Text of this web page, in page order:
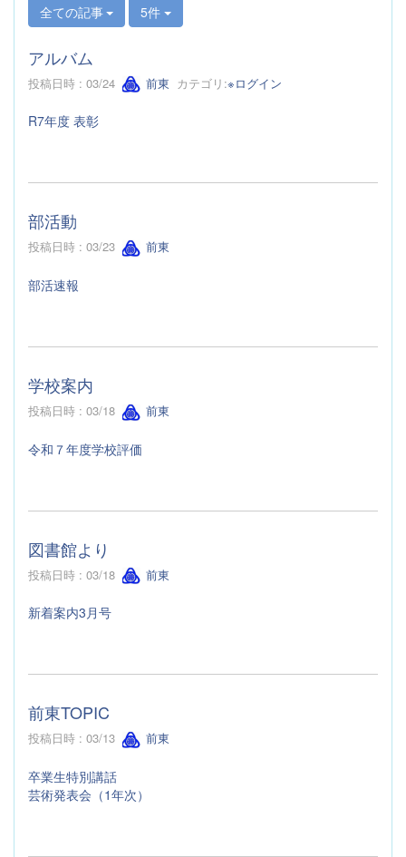
全ての記事 5件
アルバム
投稿日時 : 03/24 前東 カテゴリ:※ログイン
R7年度 表彰
部活動
投稿日時 : 03/23 前東
部活速報
学校案内
投稿日時 : 03/18 前東
令和７年度学校評価
図書館より
投稿日時 : 03/18 前東
新着案内3月号
前東TOPIC
投稿日時 : 03/13 前東
卒業生特別講話
芸術発表会（1年次）